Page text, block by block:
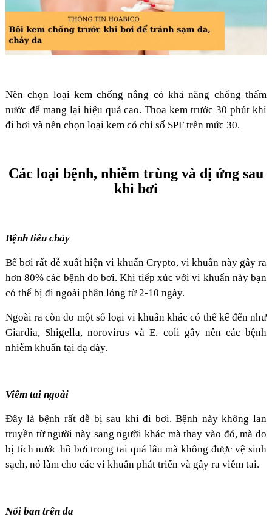
Nên chọn loại kem chống nắng có khả năng chống thấm
nước để mang lại hiệu quả cao. Thoa kem trước 30 phút khi
đi bơi và nên chọn loại kem có chỉ số SPF trên mức 30.
Các loại bệnh, nhiễm trùng và dị ứng sau
khi bơi
Bệnh tiêu chảy
Bể bơi rất dễ xuất hiện vi khuẩn Crypto, vi khuẩn này gây ra
hơn 80% các bệnh do bơi. Khi tiếp xúc với vi khuẩn này bạn
có thể bị đi ngoài phân lỏng từ 2-10 ngày.
Ngoài ra còn do một số loại vi khuẩn khác có thể kể đến như
Giardia, Shigella, norovirus và E. coli gây nên các bệnh
nhiễm khuẩn tại dạ dày.
Viêm tai ngoài
Đây là bệnh rất dễ bị sau khi đi bơi. Bệnh này không lan
truyền từ người này sang người khác mà thay vào đó, mà do
bị tích nước hồ bơi trong tai quá lâu mà không được vệ sinh
sạch, nó làm cho các vi khuẩn phát triển và gây ra viêm tai.
Nổi ban trên da